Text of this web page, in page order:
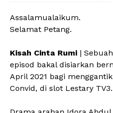
Assalamualaikum.
Selamat Petang.
Kisah Cinta Rumi |
episod bakal disiarkan
April 2021 bagi
Convid, di slot Lestary TV3.